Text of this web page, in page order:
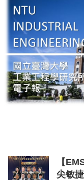
頁
網
站
導
覽
English
系
所
簡
簡
介
【
尖敏